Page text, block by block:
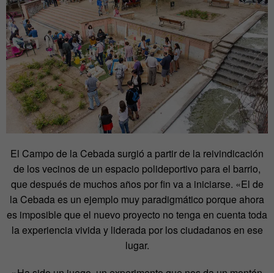
El Campo de la Cebada surgió a partir de la reivindicación
de los vecinos de un espacio polideportivo para el barrio,
que después de muchos años por fin va a iniciarse. «El de
la Cebada es un ejemplo muy paradigmático porque ahora
es imposible que el nuevo proyecto no tenga en cuenta toda
la experiencia vivida y liderada por los ciudadanos en ese
lugar.